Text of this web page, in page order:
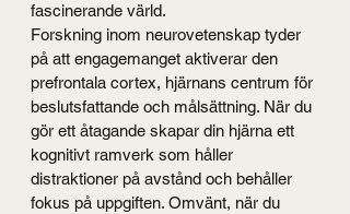
fascinerande värld.
Forskning inom neurovetenskap tyder
på att engagemanget aktiverar den
prefrontala cortex, hjärnans centrum för
beslutsfattande och målsättning. När du
gör ett åtagande skapar din hjärna ett
kognitivt ramverk som håller
distraktioner på avstånd och behåller
fokus på uppgiften. Omvänt, när du